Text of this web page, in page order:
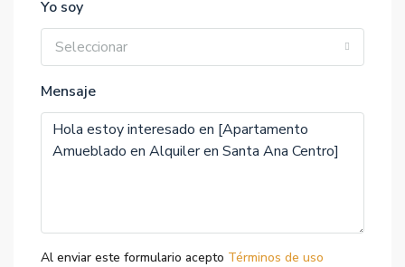
Yo soy
Seleccionar
Mensaje
Al enviar este formulario acepto Términos de uso